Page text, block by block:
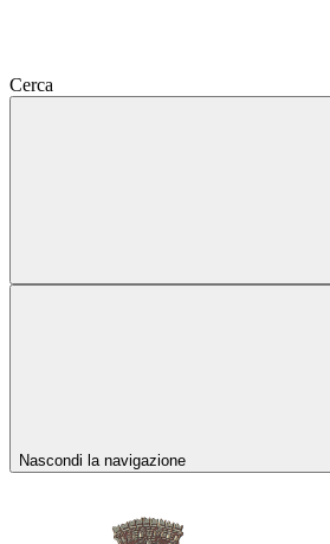
Cerca
Nascondi la navigazione